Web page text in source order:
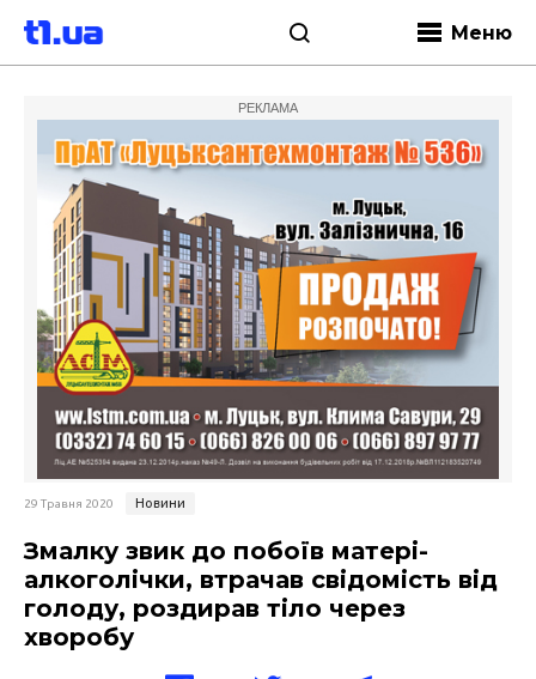
Меню
РЕКЛАМА
29 Травня 2020 Новини
Змалку звик до побоїв матері-
алкоголічки, втрачав свідомість від
голоду, роздирав тіло через
хворобу